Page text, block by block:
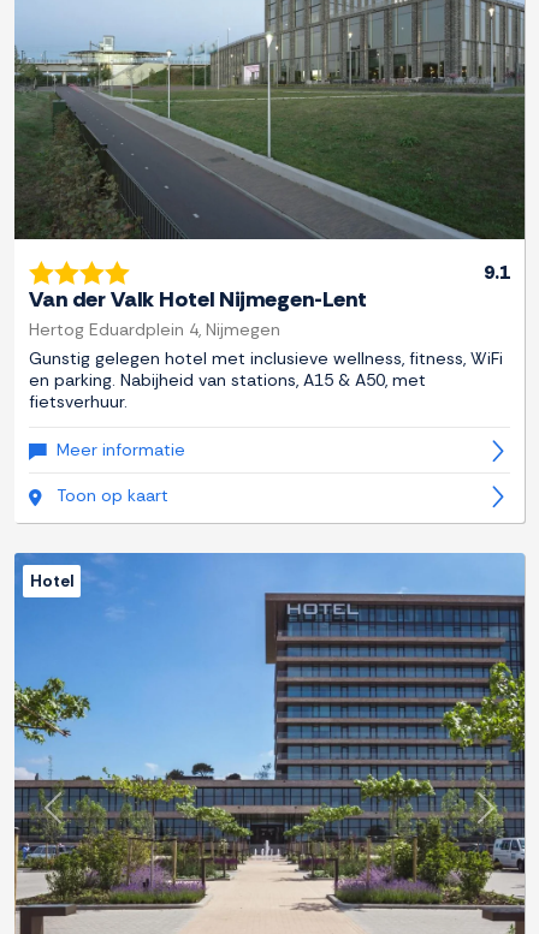
9.1
Van der Valk Hotel Nijmegen-Lent
Hertog Eduardplein 4, Nijmegen
Gunstig gelegen hotel met inclusieve wellness, fitness, WiFi
en parking. Nabijheid van stations, A15 & A50, met
fietsverhuur.
Meer informatie
Toon op kaart
Previous Next
Hotel